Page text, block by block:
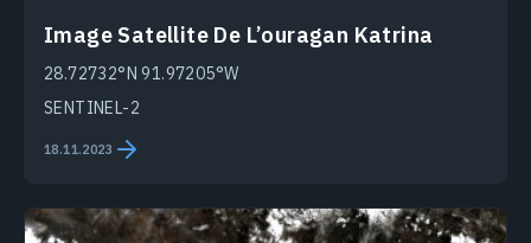
Image Satellite De L’ouragan Katrina
28.72732°N 91.97205°W
SENTINEL-2
18.11.2023